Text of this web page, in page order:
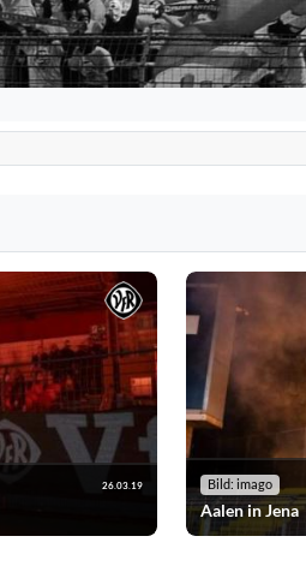
anzeigen.
ausgewählten Saison. Standard: alle
26.03.19 Bild: imago
Aalen in Jena